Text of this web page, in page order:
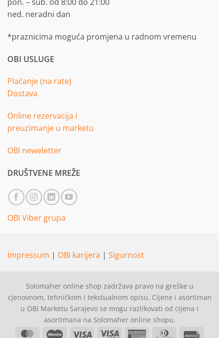
ned. neradni dan
*praznicima moguća promjena u radnom vremenu
OBI USLUGE
Plaćanje (na rate)
Dostava
Online rezervacija i
preuzimanje u marketu
OBI neweletter
DRUŠTVENE MREŽE
OBI Viber grupa
Impressum | OBI karijera | Sigurnost
Solomaher online shop zadržava pravo na greške u
cjenovnom, tehničkom i tekstualnom opisu. Cijene i asortiman
u OBI Marketu Sarajevo se mogu razlikovati od cijena i
asortimana na Solomaher online shopu.
MasterCardMaestro Visa Visa American Dinners